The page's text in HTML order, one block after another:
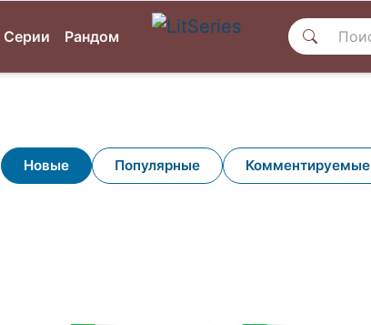
Серии Рандом
Новые Популярные Комментируемые